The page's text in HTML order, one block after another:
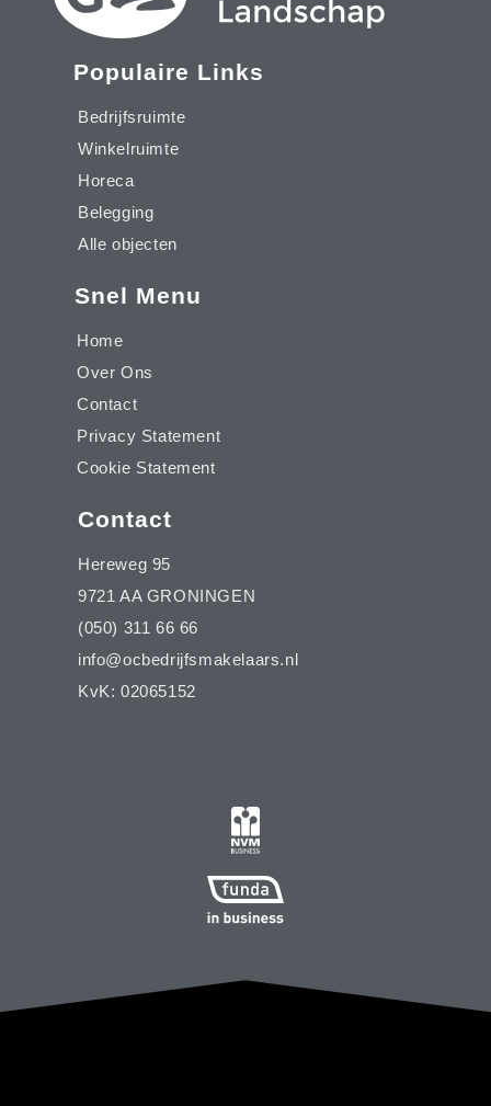
Populaire Links
Bedrijfsruimte
Winkelruimte
Horeca
Belegging
Alle objecten
Snel Menu
Home
Over Ons
Contact
Privacy Statement
Cookie Statement
Contact
Hereweg 95
9721 AA GRONINGEN
(050) 311 66 66
info@ocbedrijfsmakelaars.nl
KvK: 02065152